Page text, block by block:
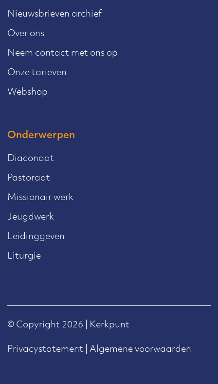
Nieuwsbrieven archief
Over ons
Neem contact met ons op
Onze tarieven
Webshop
Onderwerpen
Diaconaat
Pastoraat
Missionair werk
Jeugdwerk
Leidinggeven
Liturgie
© Copyright 2026 | Kerkpunt
Privacystatement Algemene voorwaarden